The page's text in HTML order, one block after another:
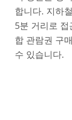
합니다. 지하
5분 거리로
합 관람권 구
수 있습니다.